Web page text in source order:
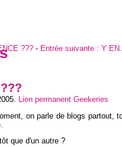
??? - Entrée suivante : Y EN
Lien permanent Geekeries
on parle de blogs partout,
que d'un autre ?